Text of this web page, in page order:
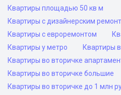
Квартиры площадью 50 кв м
Квартиры с дизайнерским
Квартиры с евроремонтом
Квартиры у метро
Квартиры
Квартиры во вторичке
Квартиры во вторичке большие
Квартиры во вторичке до 1 млн